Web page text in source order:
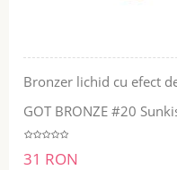
Bronzer lichid cu efect
GOT BRONZE #20
31 RON